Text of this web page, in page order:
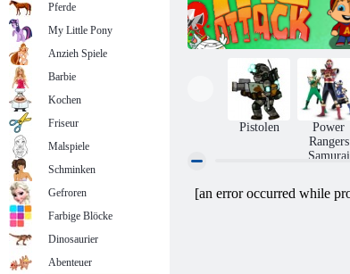
Nickelodeon Tag Angriff
Pistolen
Power
Rangers
Samurai
Pferde
My Little Pony
Anzieh Spiele
Barbie
Kochen
Friseur
Malspiele
Schminken
Gefroren
Farbige Blöcke
Dinosaurier
Abenteuer